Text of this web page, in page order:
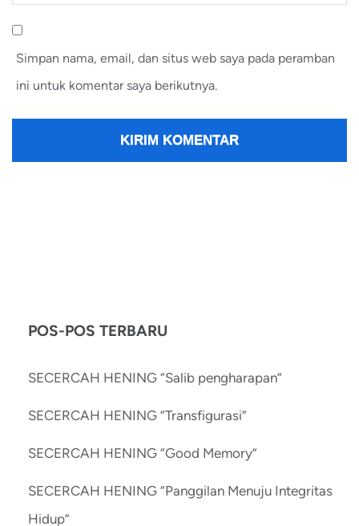
Simpan nama, email, dan situs web saya pada peramban
ini untuk komentar saya berikutnya.
POS-POS TERBARU
SECERCAH HENING “Salib pengharapan”
SECERCAH HENING “Transfigurasi”
SECERCAH HENING “Good Memory”
SECERCAH HENING “Panggilan Menuju Integritas
Hidup”